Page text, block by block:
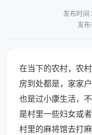
发布时
发
在当下的农村，农
房到处都是，家家
也是过小康生活，
是村里一些妇女或
村里的麻将馆去打